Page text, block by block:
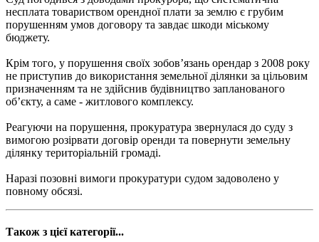
несплата товариством орендної плати за землю є грубим
порушенням умов договору та завдає шкоди міському
бюджету.
Крім того, у порушення своїх зобов’язань орендар з 2008 року
не приступив до використання земельної ділянки за цільовим
призначенням та не здійснив будівництво запланованого
об’єкту, а саме - житлового комплексу.
Реагуючи на порушення, прокуратура звернулася до суду з
вимогою розірвати договір оренди та повернути земельну
ділянку територіальній громаді.
Наразі позовні вимоги прокуратури судом задоволено у
повному обсязі.
Також з цієї категорії...